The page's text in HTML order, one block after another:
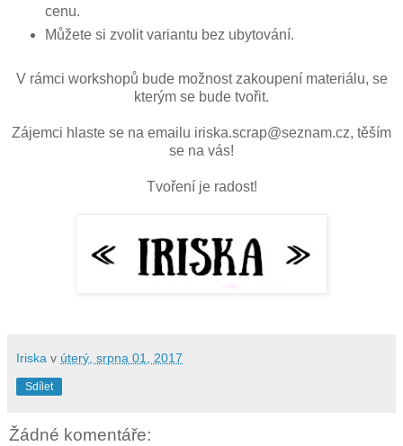
cenu.
Můžete si zvolit variantu bez ubytování.
V rámci workshopů bude možnost zakoupení materiálu, se
kterým se bude tvořit.
Zájemci hlaste se na emailu iriska.scrap@seznam.cz, těším
se na vás!
Tvoření je radost!
Iriska v úterý, srpna 01, 2017
Sdílet
Žádné komentáře: